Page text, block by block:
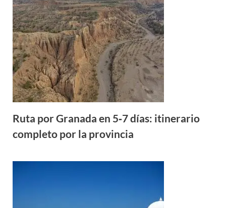
Ruta por Granada en 5‑7 días: itinerario
completo por la provincia